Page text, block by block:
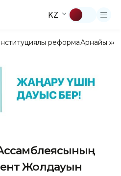
KZ
реформаАрнайы
Ассамблеясының
Жолдауын